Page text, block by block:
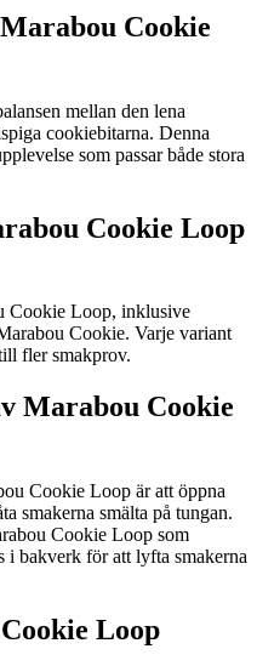
Cookie
mellan den lena
cookiebitarna. Denna
som passar både stora
Cookie Loop
Cookie Loop, inklusive
Cookie. Varje variant
fler smakprov.
Marabou Cookie
Cookie Loop är att öppna
smakerna smälta på tungan.
Cookie Loop som
i bakverk för att lyfta smakerna
Loop